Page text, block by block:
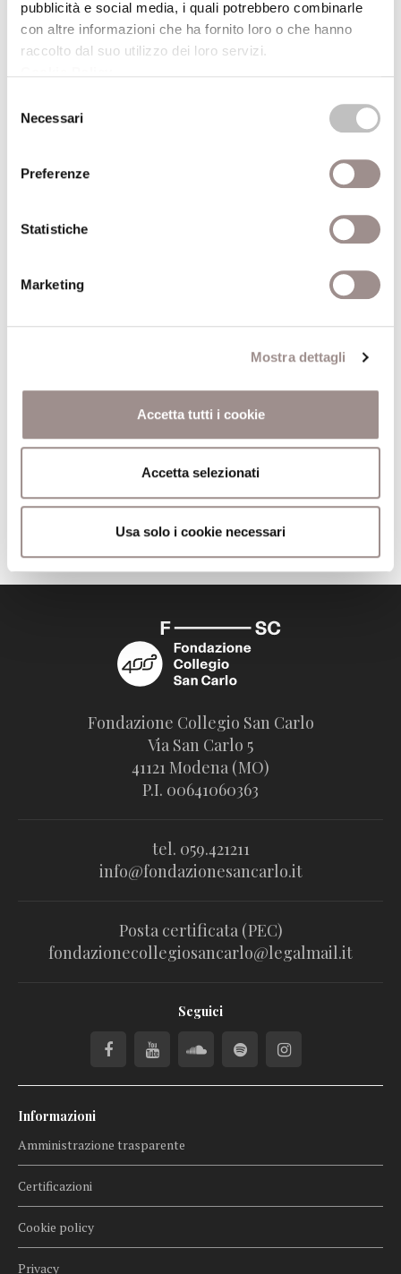
pubblicità e social media, i quali potrebbero combinarle
con altre informazioni che ha fornito loro o che hanno
raccolto dal suo utilizzo dei loro servizi.
delNecessari
Preferenze
Statistiche
Marketing
Mostra dettagli
Accetta tutti i cookie
Accetta selezionati
Usa solo i cookie necessari
Dati aggiuntivi
Autore
filosofia tardo-antica -
recensione
181
Editore Corso Editore
Fondazione Collegio San Carlo
Via San Carlo 5
41121 Modena (MO)
P.I. 00641060363
tel. 059.421211
info@fondazionesancarlo.it
Posta certificata (PEC)
fondazionecollegiosancarlo@legalmail.it
Seguici
Informazioni
Amministrazione trasparente
Certificazioni
Cookie policy
Privacy